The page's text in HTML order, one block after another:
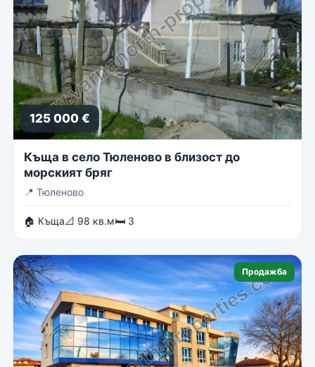
125 000 €
Къща в село Тюленово в близост до
морският бряг
📍 Тюленово
🏠 Къща📐 98 кв.м🛏 3
Продажба